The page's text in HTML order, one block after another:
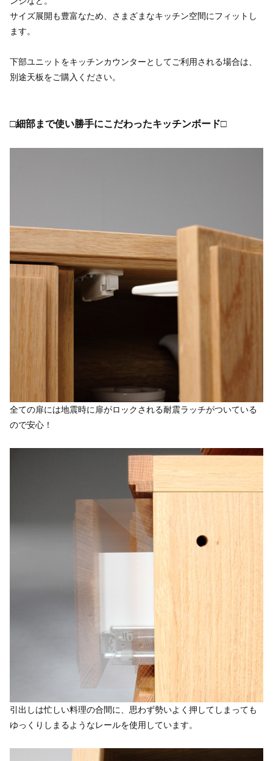
サイズ展開も豊富なため、さまざまなキッチン空間にフィットし
ます。
下部ユニットをキッチンカウンターとしてご利用される場合は、
別途天板をご購入ください。
□細部まで使い勝手にこだわったキッチンボード□
全ての扉には地震時に扉がロックされる耐震ラッチがついている
ので安心！
引出しは忙しい料理の合間に、思わず勢いよく押してしまっても
ゆっくりしまるようなレールを使用しています。